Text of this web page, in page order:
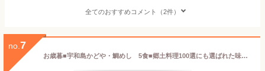
全てのおすすめコメント（2件）
no. 7
お歳暮■宇和島かどや・鯛めし 5食■郷土料理100選にも選ばれた味・飾らない宇和島の味 愛媛 宇和島 新鮮 鯛 郷土料理 うわじま 宇和海 ギフト 内祝 贈り物 敬老の日 還暦祝い お返し 結婚祝い 真鯛 松山空港 秘密のケンミンshow たいめし【冷凍】